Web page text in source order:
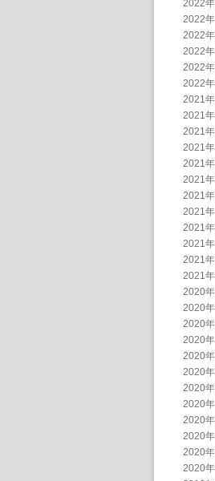
2022
2022
2022
2022
2022
2022
2021
2021
2021
2021
2021
2021
2021
2021
2021
2021
2021
2021
2020
2020
2020
2020
2020
2020
2020
2020
2020
2020
2020
2020